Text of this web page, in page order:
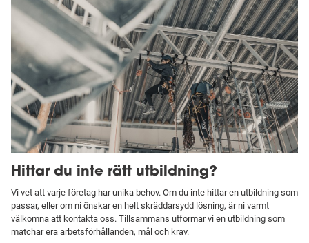
Hittar du inte rätt utbildning?
Vi vet att varje företag har unika behov. Om du inte hittar en utbildning som
passar, eller om ni önskar en helt skräddarsydd lösning, är ni varmt
välkomna att kontakta oss. Tillsammans utformar vi en utbildning som
matchar era arbetsförhållanden, mål och krav.